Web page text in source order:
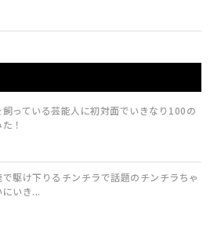
飼っている芸能人に初対面でいきなり100の
！
駆け下りるチンチラで話題のチンチラちゃ
いき...